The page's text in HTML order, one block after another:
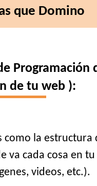
que Domino
Programación
de tu web ):
como la estructura
va cada cosa en
videos, etc.).